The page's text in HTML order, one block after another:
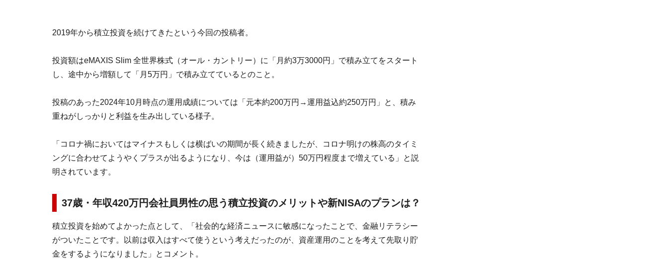
2019年から積立投資を続けてきたという今回の投稿者。
投資額はeMAXIS Slim 全世界株式（オール・カントリー）に「月約3万3000円」で積み立てをスタート
し、途中から増額して「月5万円」で積み立てているとのこと。
投稿のあった2024年10月時点の運用成績については「元本約200万円→運用益込約250万円」と、積み
重ねがしっかりと利益を生み出している様子。
「コロナ禍においてはマイナスもしくは横ばいの期間が長く続きましたが、コロナ明けの株高のタイミ
ングに合わせてようやくプラスが出るようになり、今は（運用益が）50万円程度まで増えている」と説
明されています。
37歳・年収420万円会社員男性の思う積立投資のメリットや新NISAのプランは？
積立投資を始めてよかった点として、「社会的な経済ニュースに敏感になったことで、金融リテラシー
がついたことです。以前は収入はすべて使うという考えだったのが、資産運用のことを考えて先取り貯
金をするようになりました」とコメント。